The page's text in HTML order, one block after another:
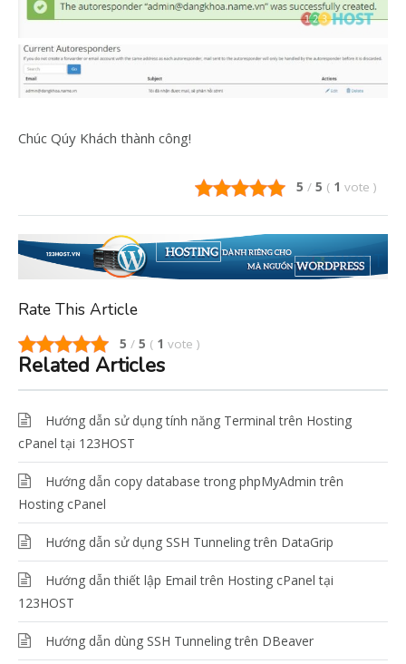
Chúc Qúy Khách thành công!
5 / 5 ( 1 vote )
Rate This Article
5 / 5 ( 1 vote )
Related Articles
Hướng dẫn sử dụng tính năng Terminal trên Hosting
cPanel tại 123HOST
Hướng dẫn copy database trong phpMyAdmin trên
Hosting cPanel
Hướng dẫn sử dụng SSH Tunneling trên DataGrip
Hướng dẫn thiết lập Email trên Hosting cPanel tại
123HOST
Hướng dẫn dùng SSH Tunneling trên DBeaver